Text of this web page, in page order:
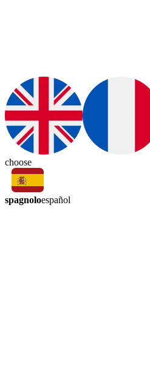
choose
spagnoloespañol